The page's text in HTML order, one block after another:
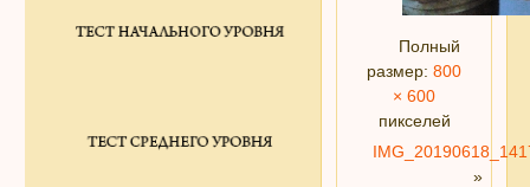
Полный
размер: 800
× 600
пикселей
»